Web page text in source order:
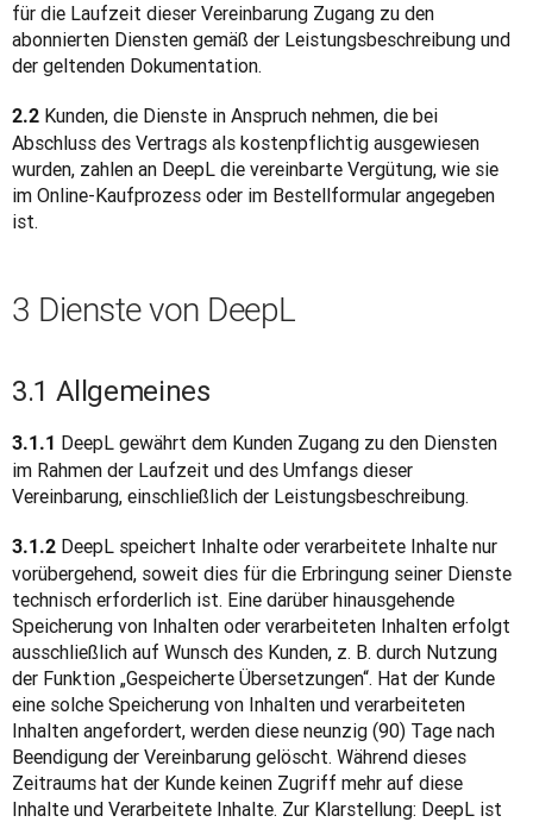
für die Laufzeit dieser Vereinbarung Zugang zu den
abonnierten Diensten gemäß der Leistungsbeschreibung und
der geltenden Dokumentation.
2.2 Kunden, die Dienste in Anspruch nehmen, die bei
Abschluss des Vertrags als kostenpflichtig ausgewiesen
wurden, zahlen an DeepL die vereinbarte Vergütung, wie sie
im Online-Kaufprozess oder im Bestellformular angegeben
ist.
3 Dienste von DeepL
3.1 Allgemeines
3.1.1 DeepL gewährt dem Kunden Zugang zu den Diensten
im Rahmen der Laufzeit und des Umfangs dieser
Vereinbarung, einschließlich der Leistungsbeschreibung.
3.1.2 DeepL speichert Inhalte oder verarbeitete Inhalte nur
vorübergehend, soweit dies für die Erbringung seiner Dienste
technisch erforderlich ist. Eine darüber hinausgehende
Speicherung von Inhalten oder verarbeiteten Inhalten erfolgt
ausschließlich auf Wunsch des Kunden, z. B. durch Nutzung
der Funktion „Gespeicherte Übersetzungen“. Hat der Kunde
eine solche Speicherung von Inhalten und verarbeiteten
Inhalten angefordert, werden diese neunzig (90) Tage nach
Beendigung der Vereinbarung gelöscht. Während dieses
Zeitraums hat der Kunde keinen Zugriff mehr auf diese
Inhalte und Verarbeitete Inhalte. Zur Klarstellung: DeepL ist